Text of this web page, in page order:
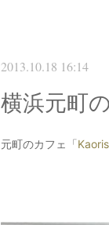
2013.10.18 16:14
横浜元町
元町のカフェ「Kaoris